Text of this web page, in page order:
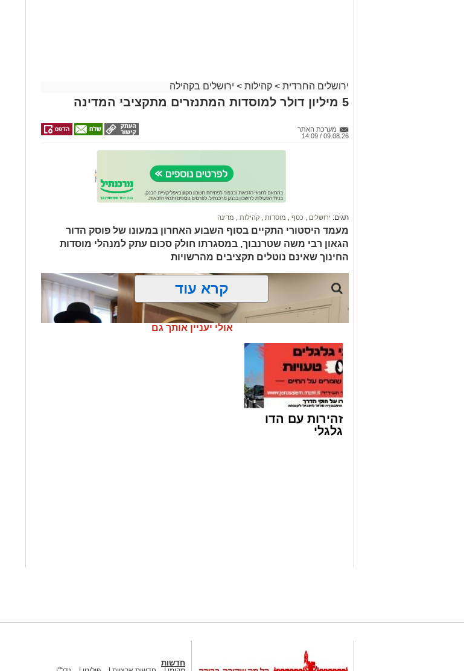
ירושלים החרדית > קהילות > ירושלים בקהילה
5 מיליון דולר למוסדות המתנזרים מתקציבי המדינה
מערכת האתר
09.08.26 / 14:09
תגים: ירושלים כסף מוסדות קהילות מדינה
מעמד היסטורי התקיים בסוף השבוע האחרון במעונו של פוסק הדור
הגאון רבי משה שטרנבוך, במסגרתו חולק סכום עתק למנהלי מוסדות
החינוך שאינם נוטלים תקציבים מהרשויות
הרה"ח ר' שלמה יוסף ולדמן, שנסע הישר משדה התעופה למעונו של פוסק הדור
כשהוא נושא את המעטפות עם סכומי העתק.
קרא עוד
אולי יעניין אותך גם
זהירות עם הדו
גלגלי
חדשות